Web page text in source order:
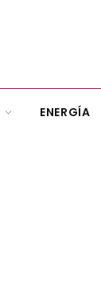
ENERGÍA